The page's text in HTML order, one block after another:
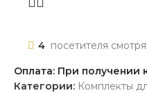
4 посетителя
Оплата: При получении
Категории: Комплекты